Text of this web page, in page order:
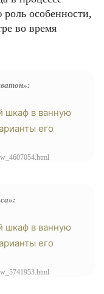
роль особенности,
во время